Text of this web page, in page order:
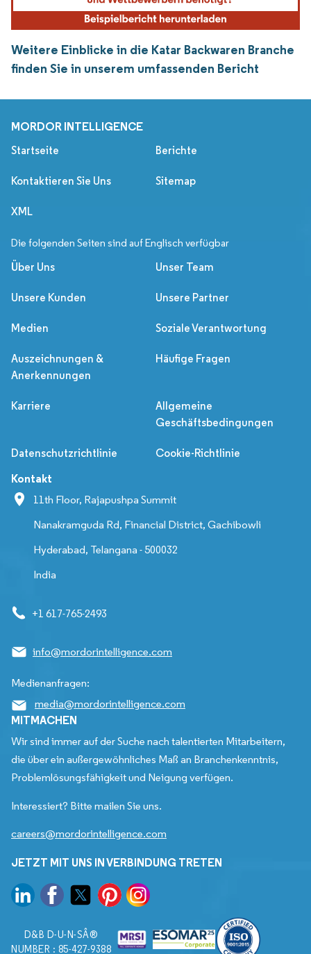
Weitere Einblicke in die Katar Backwaren Branche
finden Sie in unserem umfassenden Bericht
MORDOR INTELLIGENCE
Startseite Berichte
Kontaktieren Sie Uns Sitemap
XML
Die folgenden Seiten sind auf Englisch verfügbar
Über Uns Unser Team
Unsere Kunden Unsere Partner
Medien Soziale Verantwortung
Auszeichnungen &
Anerkennungen
Häufige Fragen
Karriere
Allgemeine
Geschäftsbedingungen
Datenschutzrichtlinie Cookie-Richtlinie
Kontakt
11th Floor, Rajapushpa Summit
Nanakramguda Rd, Financial District, Gachibowli
Hyderabad, Telangana - 500032
India
+1 617-765-2493
info@mordorintelligence.com
Medienanfragen:
media@mordorintelligence.com
MITMACHEN
Wir sind immer auf der Suche nach talentierten Mitarbeitern,
die über ein außergewöhnliches Maß an Branchenkenntnis,
Problemlösungsfähigkeit und Neigung verfügen.
Interessiert? Bitte mailen Sie uns.
careers@mordorintelligence.com
JETZT MIT UNS IN VERBINDUNG TRETEN
D&B D-U-N-SÂ®
NUMBER : 85-427-9388